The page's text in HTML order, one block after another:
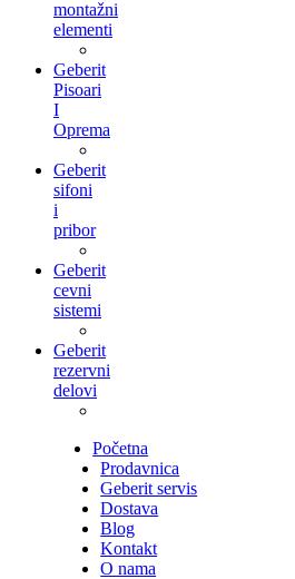
montažni
elementi
Geberit
Pisoari
I
Oprema
Geberit
sifoni
i
pribor
Geberit
cevni
sistemi
Geberit
rezervni
delovi
Početna
Prodavnica
Geberit servis
Dostava
Blog
Kontakt
O nama